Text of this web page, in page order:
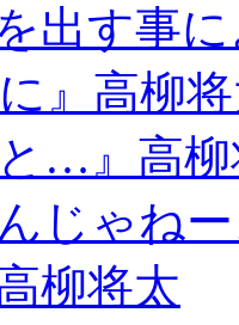
出す事
』高柳
と…』高
じゃね
柳将太